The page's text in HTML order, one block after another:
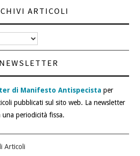
ARTICOLI
NEWSLETTER
di Manifesto Antispecista per
pubblicati sul sito web. La newsletter
periodicità fissa.
Articoli